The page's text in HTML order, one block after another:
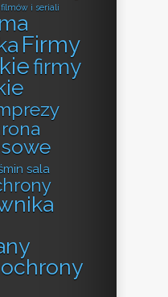
i seriali
Firmy
firmy
sala